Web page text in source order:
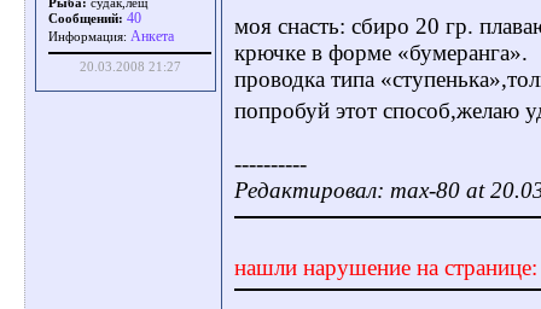
Рыба: судак,лещ
Сообщений: 40
Информация: Aнкета
20.03.2008 21:27
моя снасть: сбиро 20 гр.
крючке в форме «бумеранга».
проводка типа
попробуй этот способ,желаю
----------
Редактировал: max-80 at
нашли нарушение на